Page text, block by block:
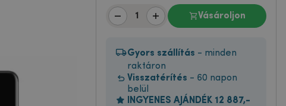
Vásároljon
Gyors szállítás - minden
raktáron
Visszatérítés - 60 napon
belül
INGYENES AJÁNDÉK 12 887,-